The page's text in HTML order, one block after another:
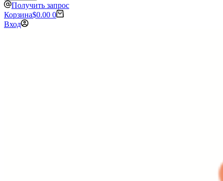
Получить запрос
Корзина$0.00 0
Вход